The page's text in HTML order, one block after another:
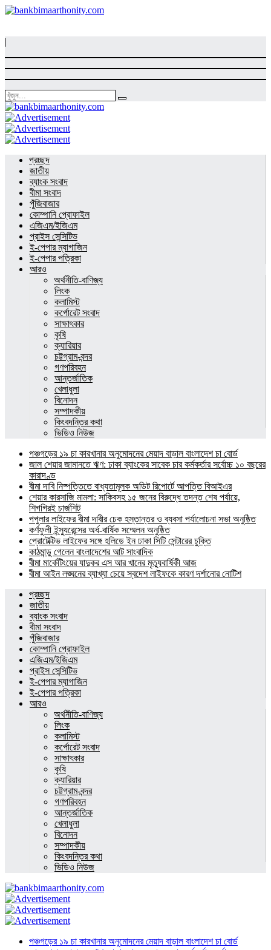
|
প্রচ্ছদ
জাতীয়
ব্যাংক সংবাদ
বীমা সংবাদ
পুঁজিবাজার
কোম্পানি প্রোফাইল
এজিএম/ইজিএম
প্রাইস সেন্সিটিভ
ই-পেপার ম্যাগাজিন
ই-পেপার পত্রিকা
আরও
অর্থনীতি-বাণিজ্য
লিংক
কলামিস্ট
কর্পোরেট সংবাদ
সাক্ষাৎকার
কৃষি
ক্যারিয়ার
চট্টগ্রাম-বন্দর
গণপরিবহন
আন্তর্জাতিক
খেলাধুলা
বিনোদন
সম্পাদকীয়
কিংবদন্তির কথা
ভিডিও নিউজ
পঞ্চগড়ের ১৯ চা কারখানার অনুমোদনের মেয়াদ বাড়াল বাংলাদেশ চা বোর্ড
জাল শেয়ার জামানতে ঋণ: ঢাকা ব্যাংকের সাবেক চার কর্মকর্তার সর্বোচ্চ ১০ বছরের
কারাদণ্ড
বীমা দাবি নিষ্পত্তিতে বাধ্যতামূলক অডিট রিপোর্টে আপত্তি বিআইএর
শেয়ার কারসাজি মামলা: সাকিবসহ ১৫ জনের বিরুদ্ধে তদন্ত শেষ পর্যায়ে,
শিগগিরই চার্জশিট
পপুলার লাইফের বীমা দাবীর চেক হস্তান্তর ও ব্যবসা পর্যালোচনা সভা অনুষ্ঠিত
কর্ণফুলী ইন্স্যুরেন্সের অর্ধ-বার্ষিক সম্মেলন অনুষ্ঠিত
প্রোটেক্টিভ লাইফের সঙ্গে হলিডে ইন ঢাকা সিটি সেন্টারের চুক্তি
কাঠমান্ডু গেলেন বাংলাদেশের আট সাংবাদিক
বীমা মার্কেটিংয়ের যাদুকর এস আর খানের মৃত্যুবার্ষিকী আজ
বীমা আইন লঙ্ঘনের ব্যাখ্যা চেয়ে স্বদেশ লাইফকে কারণ দর্শানোর নোটিশ
প্রচ্ছদ
জাতীয়
ব্যাংক সংবাদ
বীমা সংবাদ
পুঁজিবাজার
কোম্পানি প্রোফাইল
এজিএম/ইজিএম
প্রাইস সেন্সিটিভ
ই-পেপার ম্যাগাজিন
ই-পেপার পত্রিকা
আরও
অর্থনীতি-বাণিজ্য
লিংক
কলামিস্ট
কর্পোরেট সংবাদ
সাক্ষাৎকার
কৃষি
ক্যারিয়ার
চট্টগ্রাম-বন্দর
গণপরিবহন
আন্তর্জাতিক
খেলাধুলা
বিনোদন
সম্পাদকীয়
কিংবদন্তির কথা
ভিডিও নিউজ
পঞ্চগড়ের ১৯ চা কারখানার অনুমোদনের মেয়াদ বাড়াল বাংলাদেশ চা বোর্ড